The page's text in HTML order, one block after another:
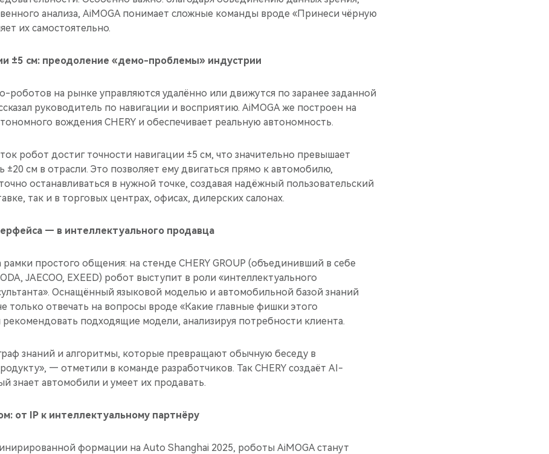
анализа, AiMOGA понимает сложные команды вроде «Принеси чёрную
их самостоятельно.
±5 см: преодоление «демо-проблемы» индустрии
роботов на рынке управляются удалённо или движутся по заранее заданной
руководитель по навигации и восприятию. AiMOGA же построен на
вождения CHERY и обеспечивает реальную автономность.
робот достиг точности навигации ±5 см, что значительно превышает
±20 см в отрасли. Это позволяет ему двигаться прямо к автомобилю,
останавливаться в нужной точке, создавая надёжный пользовательский
так и в торговых центрах, офисах, дилерских салонах.
— в интеллектуального продавца
рамки простого общения: на стенде CHERY GROUP (объединивший в себе
JAECOO, EXEED) робот выступит в роли «интеллектуального
Оснащённый языковой моделью и автомобильной базой знаний
только отвечать на вопросы вроде «Какие главные фишки этого
рекомендовать подходящие модели, анализируя потребности клиента.
знаний и алгоритмы, которые превращают обычную беседу в
— отметили в команде разработчиков. Так CHERY создаёт AI-
знает автомобили и умеет их продавать.
от IP к интеллектуальному партнёру
формации на Auto Shanghai 2025, роботы AiMOGA станут